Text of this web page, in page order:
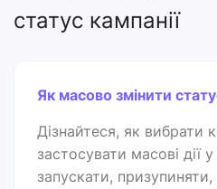
статус кампанії
Як масово змінити
Дізнайтеся, як вибрати
застосувати масові
запускати,